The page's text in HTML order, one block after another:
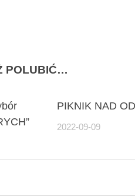
POLUBIĆ…
PIKNIK NAD
2022-09-09